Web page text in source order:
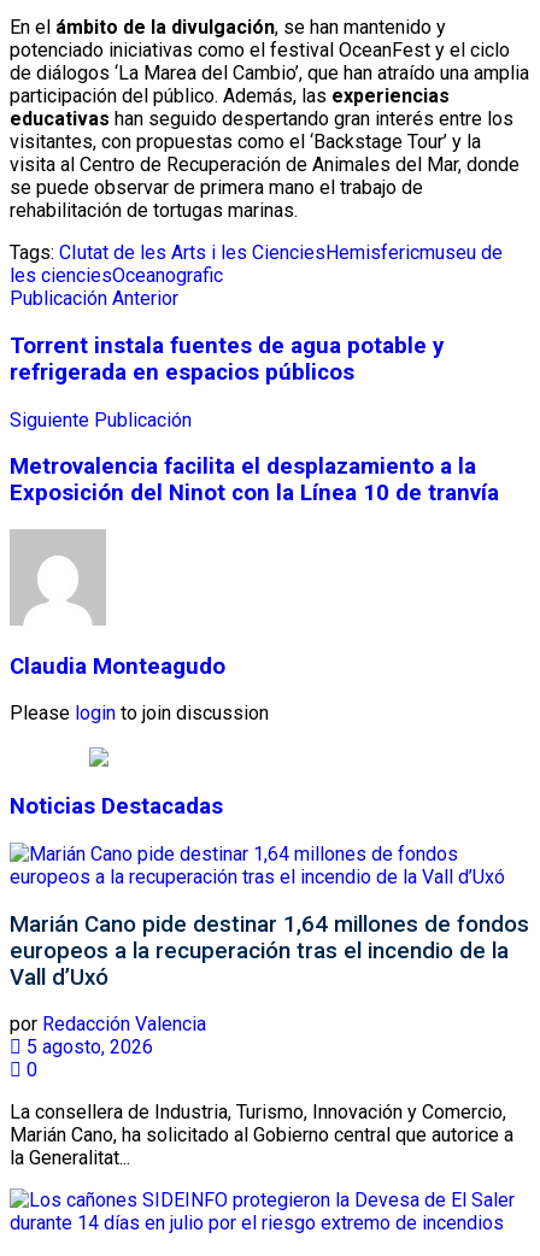
En el ámbito de la divulgación, se han mantenido y
potenciado iniciativas como el festival OceanFest y el ciclo
de diálogos ‘La Marea del Cambio’, que han atraído una amplia
participación del público. Además, las experiencias
educativas han seguido despertando gran interés entre los
visitantes, con propuestas como el ‘Backstage Tour’ y la
visita al Centro de Recuperación de Animales del Mar, donde
se puede observar de primera mano el trabajo de
rehabilitación de tortugas marinas.
Tags: CIutat de les Arts i les CienciesHemisfericmuseu de
les cienciesOceanografic
Publicación Anterior
Torrent instala fuentes de agua potable y
refrigerada en espacios públicos
Siguiente Publicación
Metrovalencia facilita el desplazamiento a la
Exposición del Ninot con la Línea 10 de tranvía
Claudia Monteagudo
Please login to join discussion
Noticias Destacadas
Marián Cano pide destinar 1,64 millones de fondos
europeos a la recuperación tras el incendio de la
Vall d’Uxó
por Redacción Valencia
5 agosto, 2026
0
La consellera de Industria, Turismo, Innovación y Comercio,
Marián Cano, ha solicitado al Gobierno central que autorice a
la Generalitat...